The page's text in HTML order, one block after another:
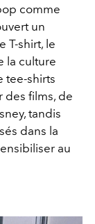
comme
un
T-shirt, le
la culture
tee-shirts
des films, de
tandis
dans la
au